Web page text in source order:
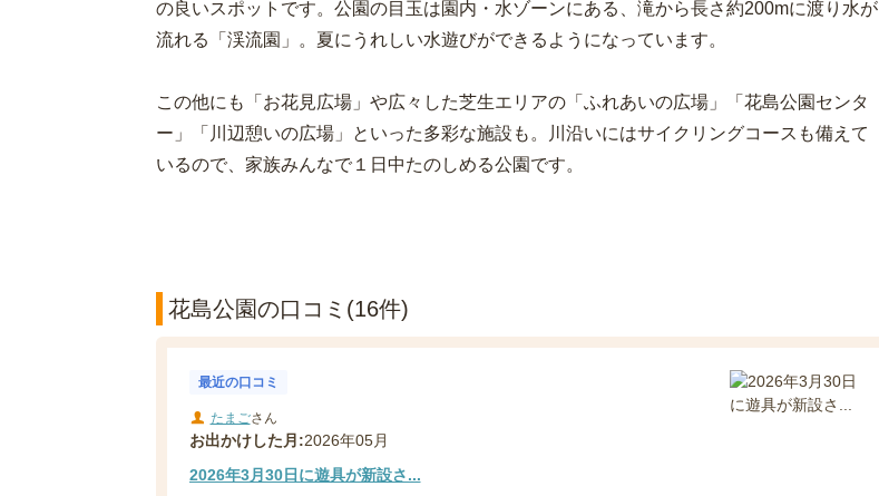
の良いスポットです。公園の目玉は園内・水ゾーンにある、滝から長さ約200mに渡り水が
流れる「渓流園」。夏にうれしい水遊びができるようになっています。
この他にも「お花見広場」や広々した芝生エリアの「ふれあいの広場」「花島公園センタ
ー」「川辺憩いの広場」といった多彩な施設も。川沿いにはサイクリングコースも備えて
いるので、家族みんなで１日中たのしめる公園です。
花島公園の口コミ(16件)
最近の口コミ
たまごさん
お出かけした月:2026年05月
2026年3月30日に遊具が新設さ...